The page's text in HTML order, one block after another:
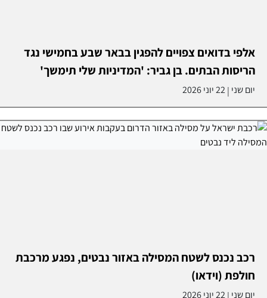
אלפי בדואים צפויים להפגין בבאר שבע בחמישי נגד
הריסות הבתים. בן גביר: 'המדיניות שלי תימשך'
יום שני |22 יוני 2026
רכב נכנס לשטח המסילה באזור נבטים, נפגע מרכבת
חולפת (וידאו)
יום שני 22 יוני 2026